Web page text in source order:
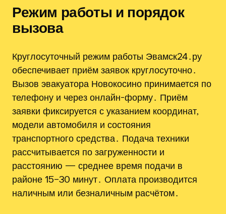
Режим работы и порядок
вызова
Круглосуточный режим работы Эвамск24․ру
обеспечивает приём заявок круглосуточно․
Вызов эвакуатора Новокосино принимается по
телефону и через онлайн-форму․ Приём
заявки фиксируется с указанием координат‚
модели автомобиля и состояния
транспортного средства․ Подача техники
рассчитывается по загруженности и
расстоянию — среднее время подачи в
районе 15–30 минут․ Оплата производится
наличным или безналичным расчётом․